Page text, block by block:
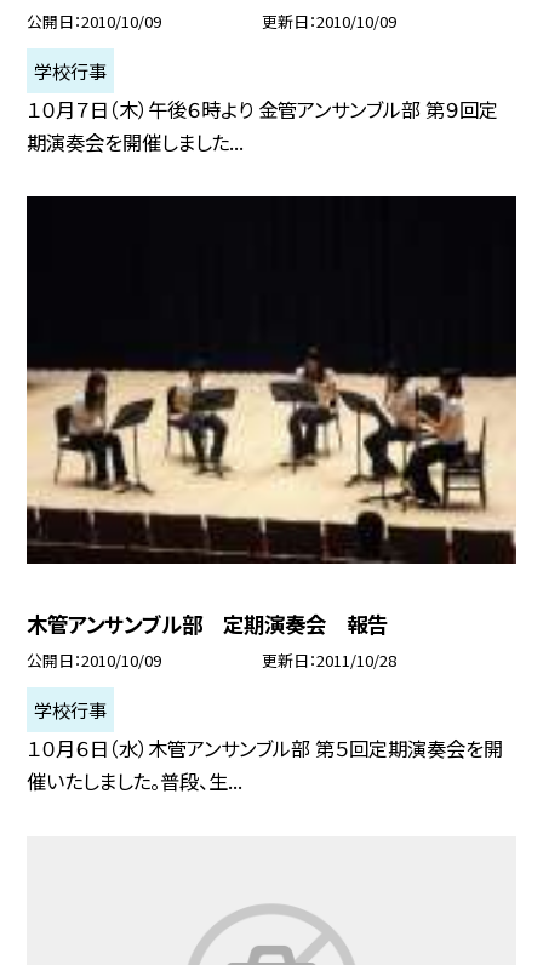
公開日 2010/10/09 更新日 2010/10/09
学校行事
１０月７日（木）午後６時より 金管アンサンブル部 第９回定
期演奏会を開催しました...
木管アンサンブル部 定期演奏会 報告
公開日 2010/10/09 更新日 2011/10/28
学校行事
１０月６日（水）木管アンサンブル部 第５回定期演奏会を開
催いたしました。普段、生...